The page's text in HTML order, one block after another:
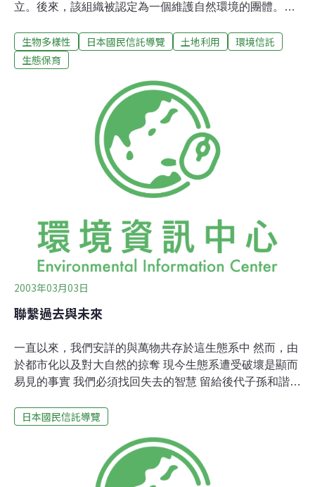
立。後來，該組織被認定為一個維護自然環境的團體。因
使其成為「鄂霍次克村落」，支持者因而被稱為「村
民」。鄂霍次克海的浮冰漂離後，村落的春天就開始了。
（木犀科）、日本白樺樹和其它的樹木爭相誰長得比較茂
盛；花兒也一下子就開始盛開了。在6月28日基金會紀念
日這段時期左右，是村裡一年中最多采多姿的季節。鄂霍
次克村該村座落在一塊平坦的耕作區，環繞著鄂霍次克海
和原始森林，森林向四方延伸，就像是防風牆。村落裡的
樹木是人工栽種的，主要有日本落葉松、水曲柳和日本白
樺樹。在流經村落的止別川上，可以看見鮭魚在河流裡向
河邊，唱著和大地共鳴的合聲。有時候在橡樹叢會出
生物多樣性 日本國民信託導覽 土地利用
環境信託
生態保育
2003年03月03日
聯繫過去與未來
一直以來，我們安詳的與萬物共存於這生態系中 然而，由
於都市化以及對大自然的掠奪 現今生態系遭受破壞是顯而
易見的事實 我們必須找回失去的智慧 留給後代子孫和諧共
日本國民信託導覽